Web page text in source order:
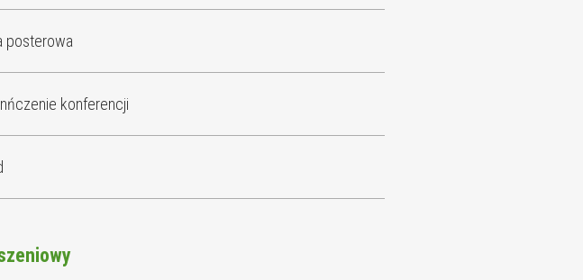
posterowa
konferencji